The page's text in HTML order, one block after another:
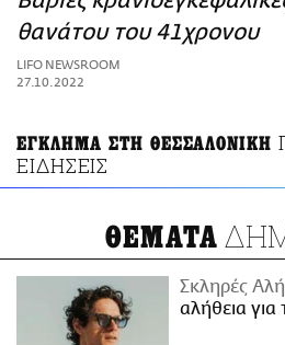
ΑΜΠΑ
PRINT
θανάτου του 41χρονου
LIFO NEWSROOM
27.10.2022
ΕΓΚΛΗΜΑ ΣΤΗ ΘΕΣΣΑΛΟΝΙΚΗ
ΕΙΔΗΣΕΙΣ
ΘΕΜΑΤΑ
Σκληρές
αλήθεια